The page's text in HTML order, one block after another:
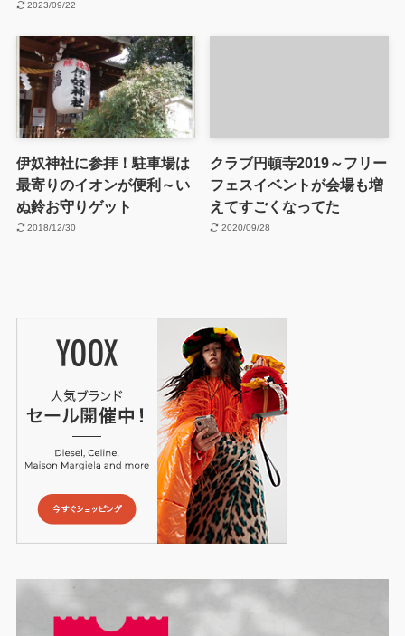
2023/09/22
伊奴神社に参拝！駐車場は
最寄りのイオンが便利～い
ぬ鈴お守りゲット
2018/12/30
クラブ円頓寺2019～フリー
フェスイベントが会場も増
えてすごくなってた
2020/09/28